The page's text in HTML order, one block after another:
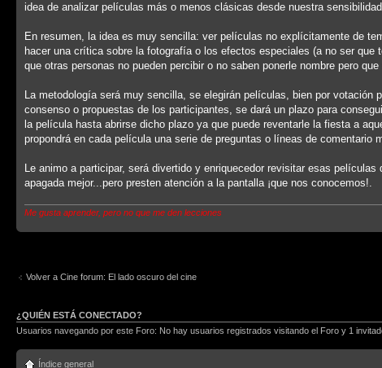
idea de analizar películas más o menos clásicas desde nuestra
En resumen, la idea es muy sencilla: ver películas no explícitamente de
hacer una crítica sobre la fotografía o los efectos especiales (a no ser
que otras personas no pueden percibir o no saben ponerle nombre pero
La metodología será muy sencilla, se elegirán películas, bien por votación
consenso o propuestas de los participantes, se dará un plazo para
la película hasta abrirse dicho plazo ya que puede reventarle la fiesta a
propondrá en cada película una serie de preguntas o líneas de
Le animo a participar, será divertido y enriquecedor revisitar esas
apagada mejor...pero presten atención a la pantalla ¡que nos conocemos!.
Me gusta aprender, pero no que me den lecciones
Volver a Cine forum: El lado oscuro del cine
¿QUIÉN ESTÁ CONECTADO?
Usuarios navegando por este Foro: No hay usuarios registrados visitando el Foro y 1
Índice general